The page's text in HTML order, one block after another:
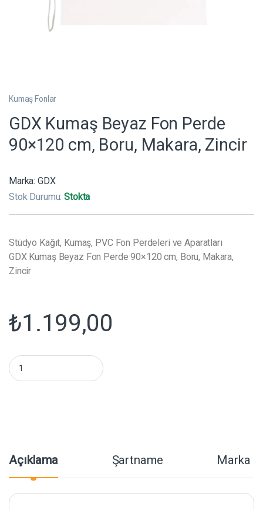
Kumaş Fonlar
GDX Kumaş Beyaz Fon Perde
90×120 cm, Boru, Makara, Zincir
Marka: GDX
Stok Durumu:Stokta
Stüdyo Kağıt, Kumaş, PVC Fon Perdeleri ve Aparatları
GDX Kumaş Beyaz Fon Perde 90×120 cm, Boru, Makara,
Zincir
₺1.199,00
GDX Kumaş Beyaz Fon Perde 90x120 cm, Boru, Makara, Zincir
Açıklama Şartname Marka